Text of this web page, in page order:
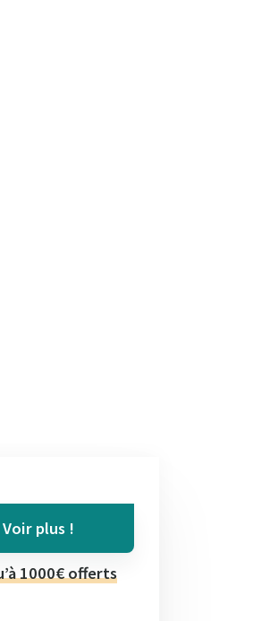
Voir plus !
1000€ offerts